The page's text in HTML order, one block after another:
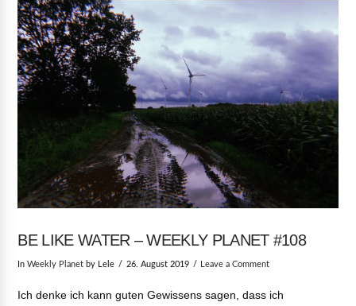
VIEW POST
BE LIKE WATER – WEEKLY PLANET #108
InWeekly Planet by Lele 26. August 2019 Leave a Comment
Ich denke ich kann guten Gewissens sagen, dass ich